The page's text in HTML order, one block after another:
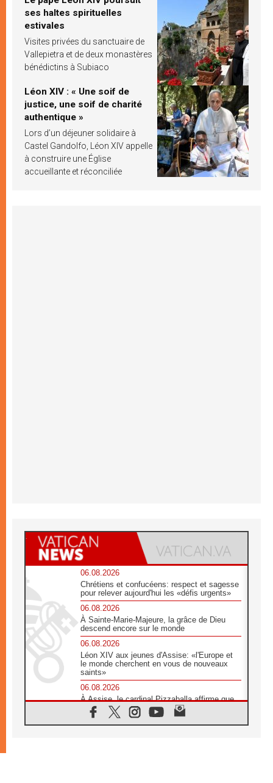
ses haltes spirituelles
estivales
Visites privées du sanctuaire de
Vallepietra et de deux monastères
bénédictins à Subiaco
Léon XIV : « Une soif de
justice, une soif de charité
authentique »
Lors d’un déjeuner solidaire à
Castel Gandolfo, Léon XIV appelle
à construire une Église
accueillante et réconciliée
06.08.2026
Chrétiens et confucéens: respect et sagesse
pour relever aujourd'hui les «défis urgents»
06.08.2026
À Sainte-Marie-Majeure, la grâce de Dieu
descend encore sur le monde
06.08.2026
Léon XIV aux jeunes d'Assise: «l'Europe et
le monde cherchent en vous de nouveaux
saints»
06.08.2026
À Assise, le cardinal Pizzaballa affirme que
«les chrétiens veulent la paix»
06.08.2026